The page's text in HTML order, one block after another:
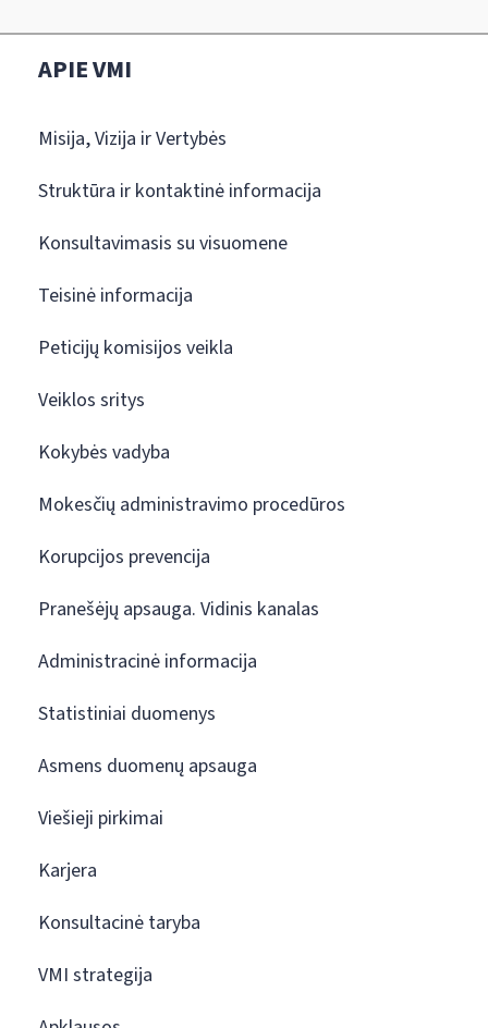
APIE VMI
Misija, Vizija ir Vertybės
Struktūra ir kontaktinė informacija
Konsultavimasis su visuomene
Teisinė informacija
Peticijų komisijos veikla
Veiklos sritys
Kokybės vadyba
Mokesčių administravimo procedūros
Korupcijos prevencija
Pranešėjų apsauga. Vidinis kanalas
Administracinė informacija
Statistiniai duomenys
Asmens duomenų apsauga
Viešieji pirkimai
Karjera
Konsultacinė taryba
VMI strategija